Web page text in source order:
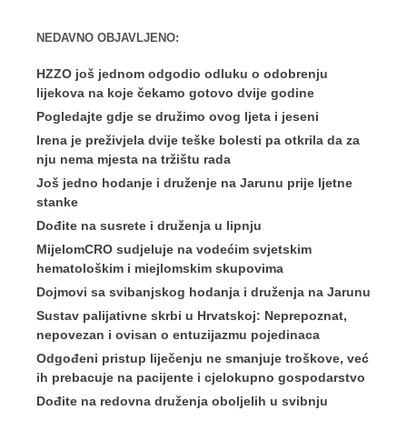
NEDAVNO OBJAVLJENO:
HZZO još jednom odgodio odluku o odobrenju
lijekova na koje čekamo gotovo dvije godine
Pogledajte gdje se družimo ovog ljeta i jeseni
Irena je preživjela dvije teške bolesti pa otkrila da za
nju nema mjesta na tržištu rada
Još jedno hodanje i druženje na Jarunu prije ljetne
stanke
Dođite na susrete i druženja u lipnju
MijelomCRO sudjeluje na vodećim svjetskim
hematološkim i miejlomskim skupovima
Dojmovi sa svibanjskog hodanja i druženja na Jarunu
Sustav palijativne skrbi u Hrvatskoj: Neprepoznat,
nepovezan i ovisan o entuzijazmu pojedinaca
Odgođeni pristup liječenju ne smanjuje troškove, već
ih prebacuje na pacijente i cjelokupno gospodarstvo
Dođite na redovna druženja oboljelih u svibnju